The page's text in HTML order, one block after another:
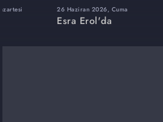
26 Haziran 2026, Cuma
Esra Erol'da